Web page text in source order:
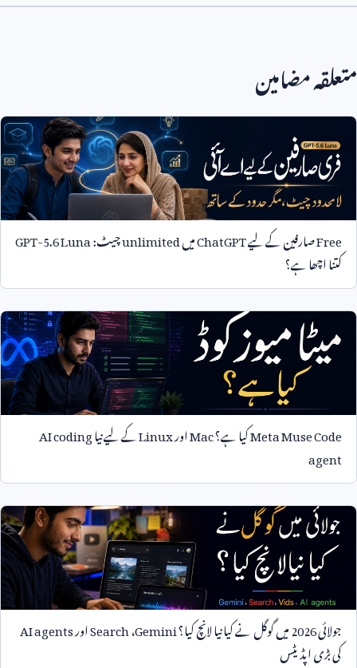
متعلقہ مضامین
Freeصارفین کے لیےChatGPTمیںunlimitedچیٹ:GPT-5.6 Luna
کتنا اچھا ہے؟
Meta Muse Codeکیا ہے؟MacاورLinuxکے لیے نیاAI coding
agent
جولائی2026میں گوگل نے کیا نیا لانچ کیا؟Gemini،SearchاورAI agents
کی بڑی اپڈیٹس